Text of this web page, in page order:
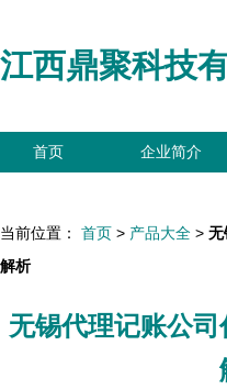
江西鼎聚科技
首页 企业简介
当前位置： 首页 > 产品大全 > 无
解析
无锡代理记账公